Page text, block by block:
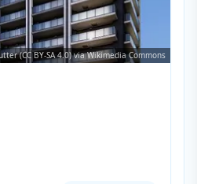
(CC BY-SA 4.0) via Wikimedia Commons